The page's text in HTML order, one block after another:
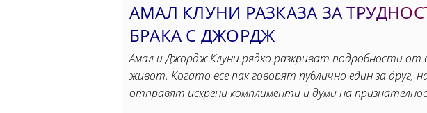
АМАЛ КЛУНИ РАЗКАЗА ЗА
БРАКА С ДЖОРДЖ
Амал и Джордж Клуни рядко разкриват подробности от
живот. Когато все пак говорят публично един за друг,
отправят искрени комплименти и думи на